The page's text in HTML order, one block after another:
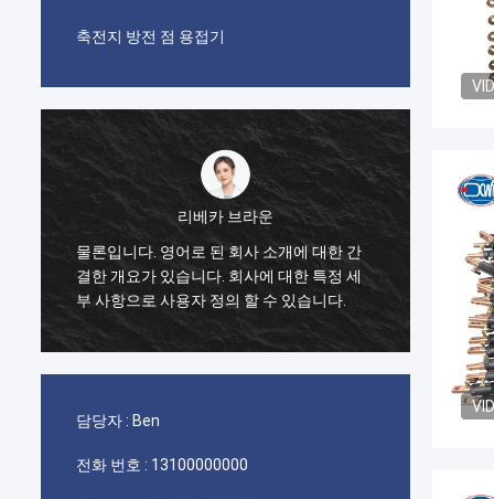
축전지 방전 점 용접기
리베카 브라운
물론입니다. 영어로 된 회사 소개에 대한 간
결한 개요가 있습니다. 회사에 대한 특정 세
부 사항으로 사용자 정의 할 수 있습니다.
이 제
한 후
페인
있는
한 가
담당자 : Ben
전화 번호 : 13100000000